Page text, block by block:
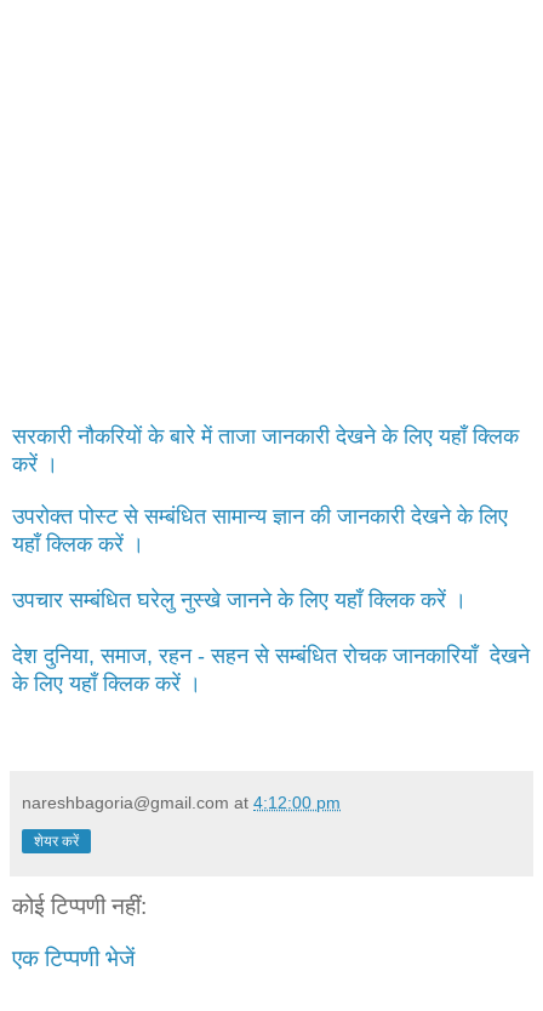
सरकारी नौकरियों के बारे में ताजा जानकारी देखने के लिए यहाँ क्लिक
करें ।
उपरोक्त पोस्ट से सम्बंधित सामान्य ज्ञान की जानकारी देखने के लिए
यहाँ क्लिक करें ।
उपचार सम्बंधित घरेलु नुस्खे जानने के लिए यहाँ क्लिक करें ।
देश दुनिया, समाज, रहन - सहन से सम्बंधित रोचक जानकारियाँ देखने
के लिए यहाँ क्लिक करें ।
nareshbagoria@gmail.com at 4:12:00 pm
शेयर करें
कोई टिप्पणी नहीं:
एक टिप्पणी भेजें